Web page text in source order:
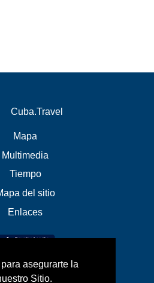
asegurarte la
Sitio.
Cuba.Travel
Mapa
Multimedia
Tiempo
del sitio
Enlaces